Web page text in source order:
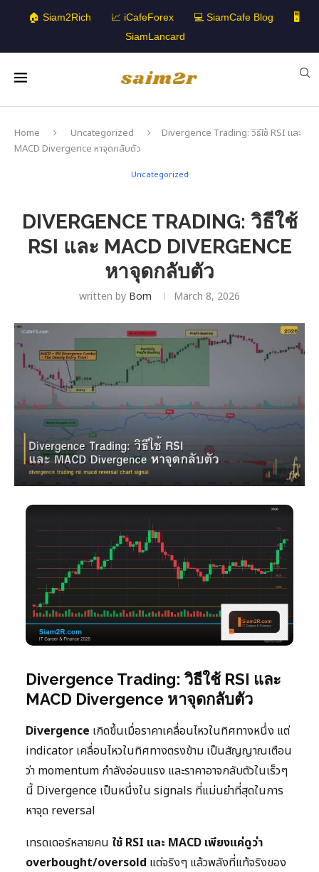
🏠 Siam2Rich 📈 iCafeForex 💻 SiamCafe Blog
🖥️
SiamLancard
Home Uncategorized
Divergence Trading: วิธีใช้ RSI และ
MACD Divergence หาจุดกลับตัว
Uncategorized
DIVERGENCE TRADING: วิธีใช้
RSI และ MACD DIVERGENCE
หาจุดกลับตัว
written by Bom March 8, 2026
Divergence Trading: วิธีใช้ RSI และ
MACD Divergence หาจุดกลับตัว
Divergence เกิดขึ้นเมื่อราคาเคลื่อนไหวในทิศทางหนึ่ง แต่
indicator เคลื่อนไหวในทิศทางตรงข้าม เป็นสัญญาณเตือน
ว่า momentum กำลังอ่อนแรง และราคาอาจกลับตัวในเร็วๆ
นี้ Divergence เป็นหนึ่งใน signals ที่แม่นยำที่สุดในการ
หาจุด reversal
เทรดเดอร์หลายคน ใช้ RSI และ MACD เพียงแค่ดูว่า
overbought/oversold แต่จริงๆ แล้วพลังที่แท้จริงของ